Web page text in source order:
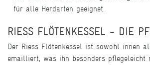
für alle Herdarten geeignet.
RIESS FLÖTENKESSEL - DIE
Der Riess Flötenkessel ist sowohl innen
emailliert, was ihn besonders pflegeleicht